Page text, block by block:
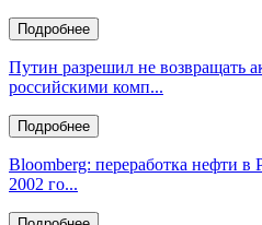
Подробнее
Путин разрешил не возвращать
российскими комп...
Подробнее
Bloomberg: переработка нефти
2002 го...